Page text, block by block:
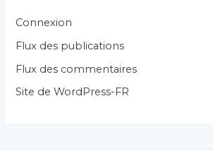
r
i
e
Connexion
Flux des publications
Flux des commentaires
Site de WordPress-FR